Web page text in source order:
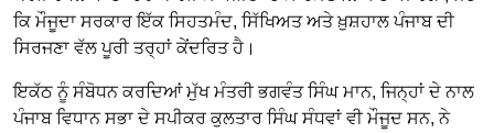
ਕਿ ਮੌਜੂਦਾ ਸਰਕਾਰ ਇੱਕ ਸਿਹਤਮੰਦ, ਸਿੱਖਿਅਤ ਅਤੇ ਖ਼ੁਸ਼ਹਾਲ ਪੰਜਾਬ ਦੀ
ਸਿਰਜਣਾ ਵੱਲ ਪੂਰੀ ਤਰ੍ਹਾਂ ਕੇਂਦਰਿਤ ਹੈ।
ਇਕੱਠ ਨੂੰ ਸੰਬੋਧਨ ਕਰਦਿਆਂ ਮੁੱਖ ਮੰਤਰੀ ਭਗਵੰਤ ਸਿੰਘ ਮਾਨ, ਜਿਨ੍ਹਾਂ ਦੇ ਨਾਲ
ਪੰਜਾਬ ਵਿਧਾਨ ਸਭਾ ਦੇ ਸਪੀਕਰ ਕੁਲਤਾਰ ਸਿੰਘ ਸੰਧਵਾਂ ਵੀ ਮੌਜੂਦ ਸਨ, ਨੇ